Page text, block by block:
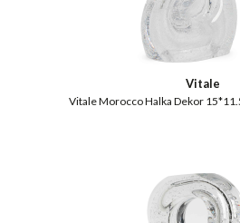
Vitale
Vitale Morocco Halka Dekor